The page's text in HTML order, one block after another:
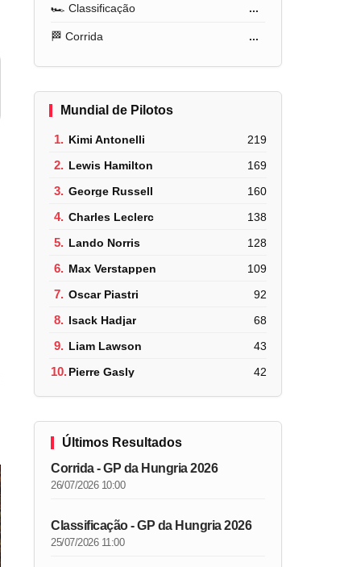
🏎️ Classificação ...
🏁 Corrida ...
Mundial de Pilotos
1. Kimi Antonelli 219
2. Lewis Hamilton 169
3. George Russell 160
4. Charles Leclerc 138
5. Lando Norris 128
6. Max Verstappen 109
7. Oscar Piastri 92
8. Isack Hadjar 68
9. Liam Lawson 43
10.Pierre Gasly 42
Últimos Resultados
Corrida - GP da Hungria 2026
26/07/2026 10:00
Classificação - GP da Hungria 2026
25/07/2026 11:00